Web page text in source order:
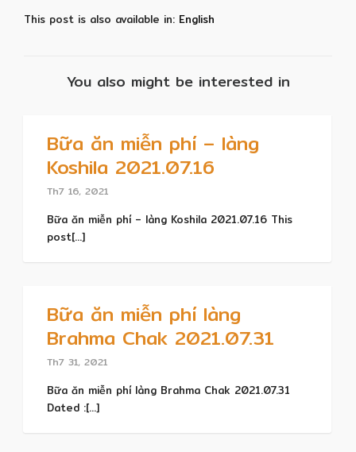
This post is also available in: English
You also might be interested in
Bữa ăn miễn phí – làng
Koshila 2021.07.16
Th7 16, 2021
Bữa ăn miễn phí – làng Koshila 2021.07.16 This
post[...]
Bữa ăn miễn phí làng
Brahma Chak 2021.07.31
Th7 31, 2021
Bữa ăn miễn phí làng Brahma Chak 2021.07.31
Dated :[...]